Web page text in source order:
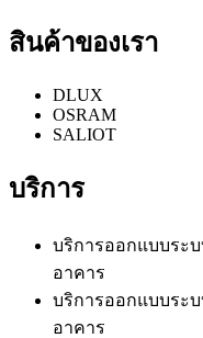
สินค้าของเรา
DLUX
OSRAM
SALIOT
บริการ
บริการออกแบบระ
อาคาร
บริการออกแบบระ
อาคาร